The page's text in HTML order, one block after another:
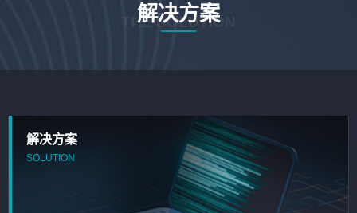
解决方案
THE SOLUTION
解决方案
SOLUTION